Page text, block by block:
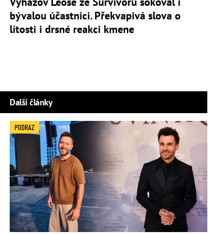
bývalou účastnici. Překvapivá slova o
lítosti i drsné reakci kmene
Další články
PODRAZ